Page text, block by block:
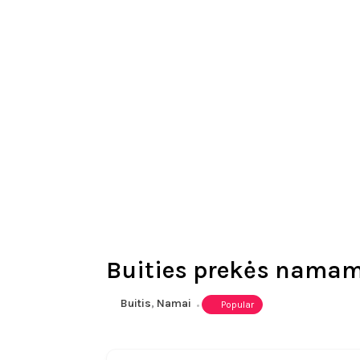
Buities prekės
Buitis, Namai Popular